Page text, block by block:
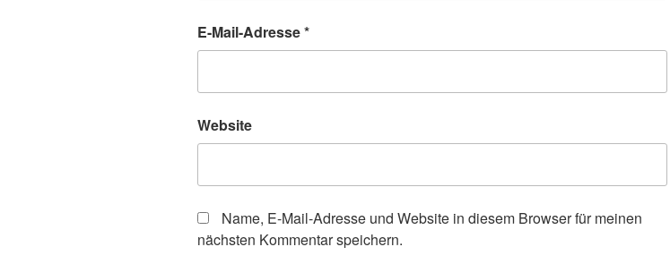
E-Mail-Adresse*
Website
Name, E-Mail-Adresse und Website in diesem Browser für meinen
nächsten Kommentar speichern.